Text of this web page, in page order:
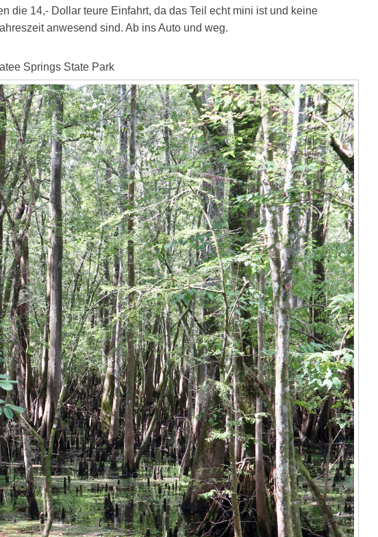
die 14,- Dollar teure Einfahrt, da das Teil echt mini ist und keine
anwesend sind. Ab ins Auto und weg.
Springs State Park